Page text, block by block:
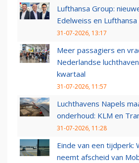
Lufthansa Group:
Edelweiss en Lufthansa
31-07-2026, 13:17
Meer passagiers en
Nederlandse
kwartaal
31-07-2026, 11:57
Luchthavens Napels
onderhoud: KLM en
31-07-2026, 11:28
Einde van een tijdperk:
neemt afscheid van